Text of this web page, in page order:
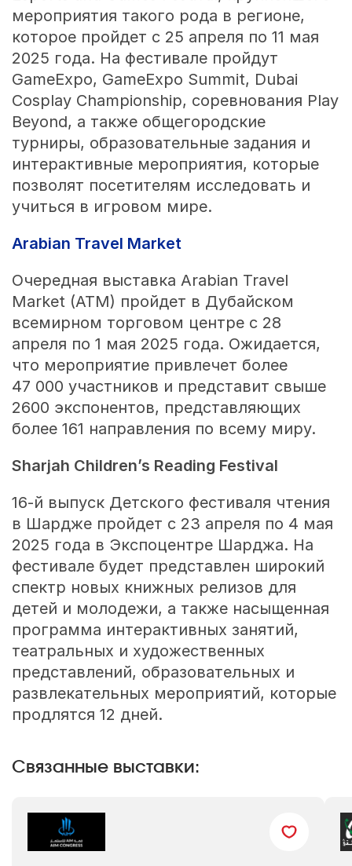
мероприятия такого рода в регионе,
которое пройдет с 25 апреля по 11 мая
2025 года. На фестивале пройдут
GameExpo, GameExpo Summit, Dubai
Cosplay Championship, соревнования Play
Beyond, а также общегородские
турниры, образовательные задания и
интерактивные мероприятия, которые
позволят посетителям исследовать и
учиться в игровом мире.
Arabian Travel Market
Очередная выставка Arabian Travel
Market (ATM) пройдет в Дубайском
всемирном торговом центре с 28
апреля по 1 мая 2025 года. Ожидается,
что мероприятие привлечет более
47 000 участников и представит свыше
2600 экспонентов, представляющих
более 161 направления по всему миру.
Sharjah Children’s Reading Festival
16-й выпуск Детского фестиваля чтения
в Шардже пройдет с 23 апреля по 4 мая
2025 года в Экспоцентре Шарджа. На
фестивале будет представлен широкий
спектр новых книжных релизов для
детей и молодежи, а также насыщенная
программа интерактивных занятий,
театральных и художественных
представлений, образовательных и
развлекательных мероприятий, которые
продлятся 12 дней.
Связанные выставки: